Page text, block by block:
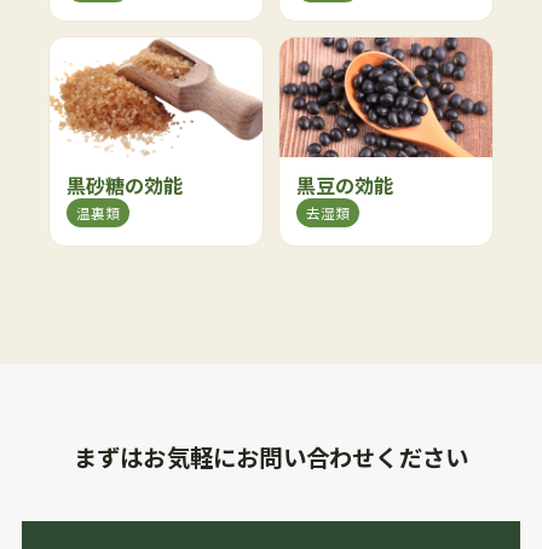
黒砂糖の効能
温裏類
黒豆の効能
去湿類
まずはお気軽にお問い合わせください